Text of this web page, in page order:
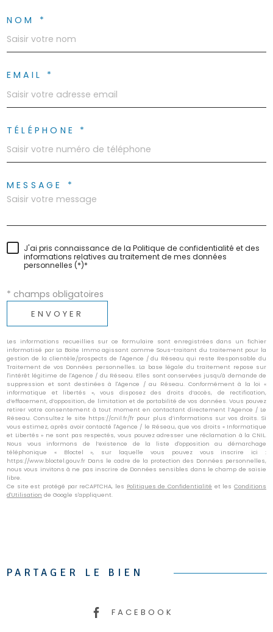
NOM *
EMAIL *
TÉLÉPHONE *
MESSAGE *
J'ai pris connaissance de la Politique de confidentialité et des
informations relatives au traitement de mes données
personnelles (*)*
* champs obligatoires
ENVOYER
Les informations recueillies sur ce formulaire sont enregistrées dans un fichier
informatisé par La Boite Immo agissant comme Sous-traitant du traitement pour la
gestion de la clientèle/prospects de l'Agence / du Réseau qui reste Responsable du
Traitement de vos Données personnelles. La base légale du traitement repose sur
l'intérêt légitime de l'Agence / du Réseau. Elles sont conservées jusqu'à demande de
suppression et sont destinées à l'Agence / au Réseau. Conformément à la loi «
informatique et libertés », vous disposez des droits d’accès, de rectification,
d’effacement, d’opposition, de limitation et de portabilité de vos données. Vous pouvez
retirer votre consentement à tout moment en contactant directement l’Agence / Le
Réseau. Consultez le site https://cnil.fr/fr pour plus d’informations sur vos droits. Si
vous estimez, après avoir contacté l'Agence / le Réseau, que vos droits « Informatique
et Libertés » ne sont pas respectés, vous pouvez adresser une réclamation à la CNIL.
Nous vous informons de l’existence de la liste d'opposition au démarchage
téléphonique « Bloctel », sur laquelle vous pouvez vous inscrire ici :
https://www.bloctel.gouv.fr Dans le cadre de la protection des Données personnelles,
nous vous invitons à ne pas inscrire de Données sensibles dans le champ de saisie
libre.
Ce site est protégé par reCAPTCHA, les Politiques de Confidentialité et lesConditions
d'Utilisation de Google s'appliquent.
PARTAGER LE BIEN
FACEBOOK